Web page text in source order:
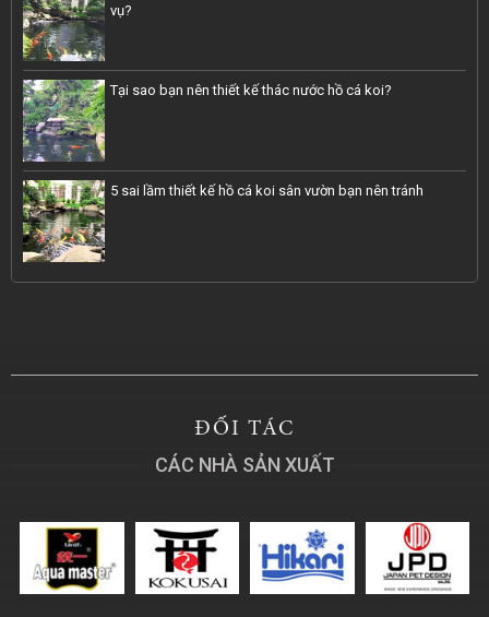
vụ?
Tại sao bạn nên thiết kế thác nước hồ cá koi?
5 sai lầm thiết kế hồ cá koi sân vườn bạn nên tránh
ĐỐI TÁC
CÁC NHÀ SẢN XUẤT